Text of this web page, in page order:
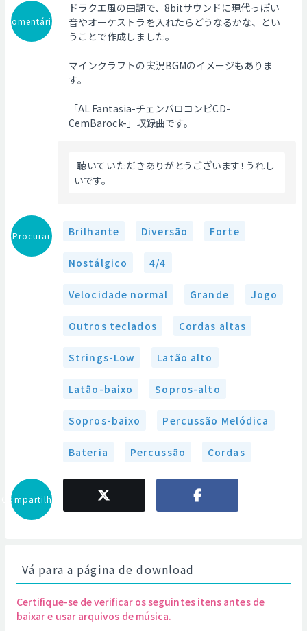
Comentário
ドラクエ風の曲調で、8bitサウンドに現代っぽい
音やオーケストラを入れたらどうなるかな、とい
うことで作成しました。
マインクラフトの実況BGMのイメージもありま
す。
「AL Fantasia-チェンバロコンピCD-
CemBarock-」収録曲です。
聴いていただきありがとうございます！うれし
いです。
Procurar Brilhante Diversão Forte
Nostálgico 4/4
Velocidade normal Grande Jogo
Outros teclados Cordas altas
Strings-Low Latão alto
Latão-baixo Sopros-alto
Sopros-baixo Percussão Melódica
Bateria Percussão Cordas
Compartilhar
Vá para a página de download
Certifique-se de verificar os seguintes itens antes de
baixar e usar arquivos de música.